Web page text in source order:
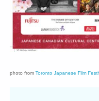
photo from Toronto Japanese Film